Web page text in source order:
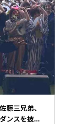
藤三兄弟、
ンスを披...